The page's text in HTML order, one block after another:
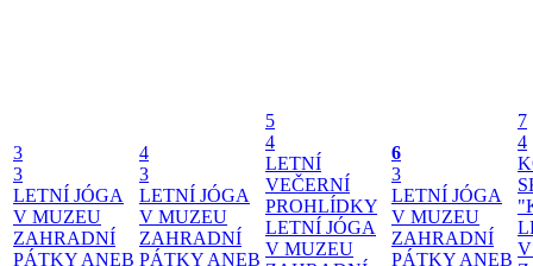
3
3
LETNÍ JÓGA
V MUZEU
ZAHRADNÍ
PÁTKY ANEB
4
3
LETNÍ JÓGA
V MUZEU
ZAHRADNÍ
PÁTKY ANEB
5
4
LETNÍ
VEČERNÍ
PROHLÍDKY
LETNÍ JÓGA
V MUZEU
6
3
LETNÍ JÓGA
V MUZEU
ZAHRADNÍ
PÁTKY ANEB
7
4